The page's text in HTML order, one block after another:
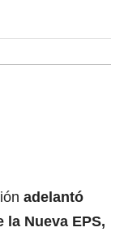
adelantó
Nueva EPS,